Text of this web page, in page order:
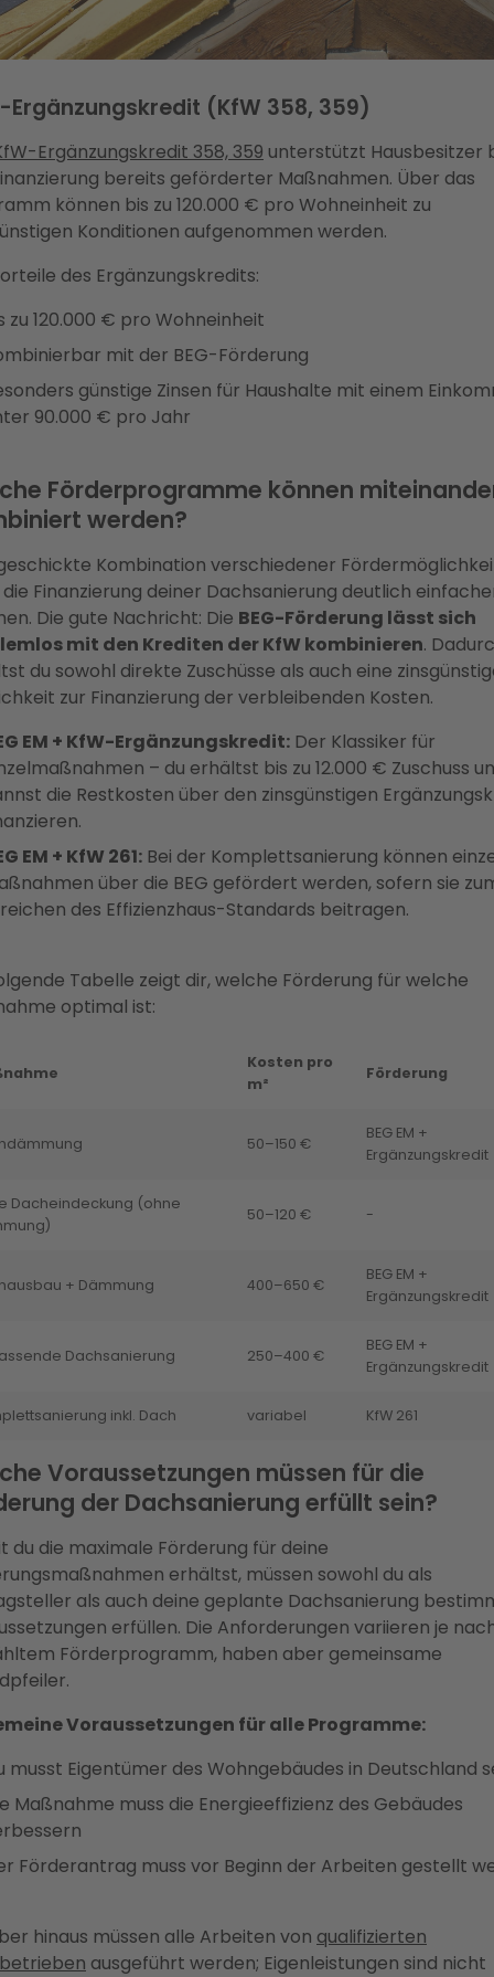
Ergänzungskredit (KfW 358, 359)
Ergänzungskredit 358, 359 unterstützt Hausbesitzer
bereits geförderter Maßnahmen. Über das
können bis zu 120.000 € pro Wohneinheit zu
Konditionen aufgenommen werden.
des Ergänzungskredits:
zu 120.000 € pro Wohneinheit
mit der BEG-Förderung
günstige Zinsen für Haushalte mit einem
90.000 € pro Jahr
Förderprogramme können
werden?
Kombination verschiedener
Finanzierung deiner Dachsanierung deutlich
Die gute Nachricht: Die BEG-Förderung lässt sich
mit den Krediten der KfW kombinieren.
du sowohl direkte Zuschüsse als auch eine
zur Finanzierung der verbleibenden Kosten.
EM + KfW-Ergänzungskredit: Der Klassiker für
– du erhältst bis zu 12.000 € Zuschuss
die Restkosten über den zinsgünstigen
EM + KfW 261: Bei der Komplettsanierung können
über die BEG gefördert werden, sofern sie
des Effizienzhaus-Standards beitragen.
Tabelle zeigt dir, welche Förderung für welche
optimal ist:
Kosten pro
m²
Förderung
50–150 €
BEG EM +
Ergänzungskredit
Dacheindeckung (ohne
50–120 € -
+ Dämmung 400–650 €
BEG EM +
Ergänzungskredit
Dachsanierung 250–400 €
BEG EM +
Ergänzungskredit
inkl. Dach variabel KfW 261
Voraussetzungen müssen für die
der Dachsanierung erfüllt sein?
du die maximale Förderung für deine
erhältst, müssen sowohl du als
als auch deine geplante Dachsanierung
erfüllen. Die Anforderungen variieren je
Förderprogramm, haben aber gemeinsame
Voraussetzungen für alle Programme:
musst Eigentümer des Wohngebäudes in Deutschland
Maßnahme muss die Energieeffizienz des Gebäudes
Förderantrag muss vor Beginn der Arbeiten gestellt
hinaus müssen alle Arbeiten von qualifizierten
ausgeführt werden; Eigenleistungen sind nicht